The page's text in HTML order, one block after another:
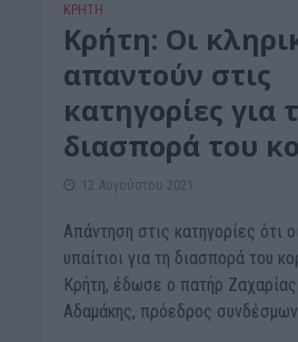
ΚΡΗΤΗ
Κρήτη: Οι
απαντούν στις
κατηγορίες για
διασπορά του
12 Αυγούστου 2021
Απάντηση στις κατηγορίες ότι
υπαίτιοι για τη διασπορά του
Κρήτη, έδωσε ο πατήρ Ζαχαρίας
Αδαμάκης, πρόεδρος συνδέσμων